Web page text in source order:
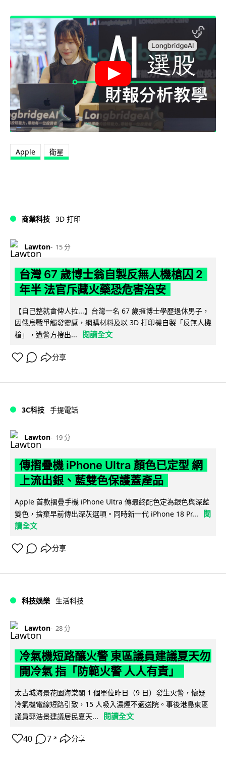
Apple 衛星
商業科技 3D 打印
Lawton 15 分
台灣 67 歲博士翁自製反無人機槍囚 2
年半 法官斥藏火藥恐危害治安
【自己整就會俾人拉...】台灣一名 67 歲擁博士學歷退休男子，
因俄烏戰爭觸發靈感，網購材料及以 3D 打印機自製「反無人機
槍」，遭警方搜出...
閱讀全文
分享
3C科技 手提電話
Lawton 19 分
傳摺疊機 iPhone Ultra 顏色已定型 網
上流出銀、藍雙色保護蓋產品
Apple 首款摺疊手機 iPhone Ultra 傳最終配色定為銀色與深藍
雙色，捨棄早前傳出深灰選項。同時新一代 iPhone 18 Pr...
閱
讀全文
分享
科技娛樂 生活科技
Lawton 28 分
冷氣機短路釀火警 東區議員建議夏天勿
開冷氣 指「防範火警 人人有責」
太古城海景花園海棠閣 1 個單位昨日（9 日）發生火警，懷疑
冷氣機電線短路引致，15 人吸入濃煙不適送院。事後港島東區
議員郭浩景建議居民夏天...
閱讀全文
40 7 ↗ 分享